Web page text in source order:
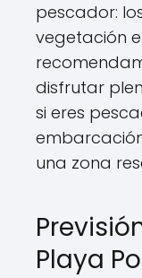
pescador:
vegetación
disfrutar
si eres
una zona
Playa